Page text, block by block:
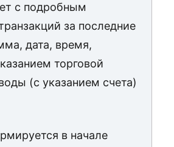
с подробным
за последние
дата, время,
торговой
(с указанием счета)
в начале